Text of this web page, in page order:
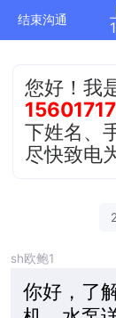
结束沟通
您好！我
下姓名、
尽快致电
sh欧鲍1
你好，了